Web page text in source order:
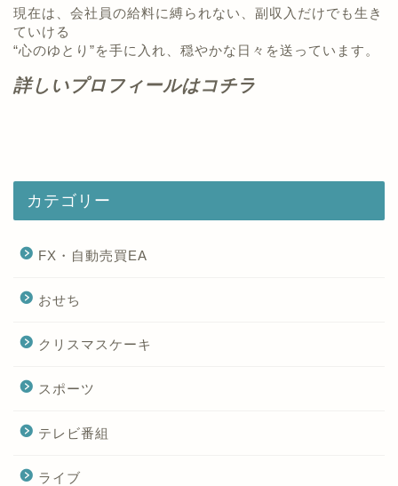
現在は、会社員の給料に縛られない、副収入だけでも生き
ていける
“心のゆとり”を手に入れ、穏やかな日々を送っています。
詳しいプロフィールはコチラ
カテゴリー
FX・自動売買EA
おせち
クリスマスケーキ
スポーツ
テレビ番組
ライブ